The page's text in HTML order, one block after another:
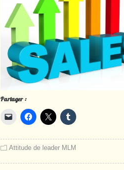
Partager :
Attitude de leader MLM